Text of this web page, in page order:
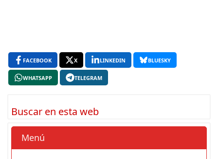
FACEBOOK X LINKEDIN BLUESKY
WHATSAPP TELEGRAM
Buscar en esta web
Menú